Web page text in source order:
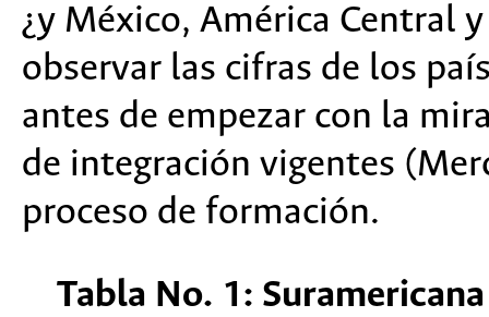
¿y México, América Central
observar las cifras de los
antes de empezar con la
de integración vigentes
proceso de formación.
Tabla No. 1: